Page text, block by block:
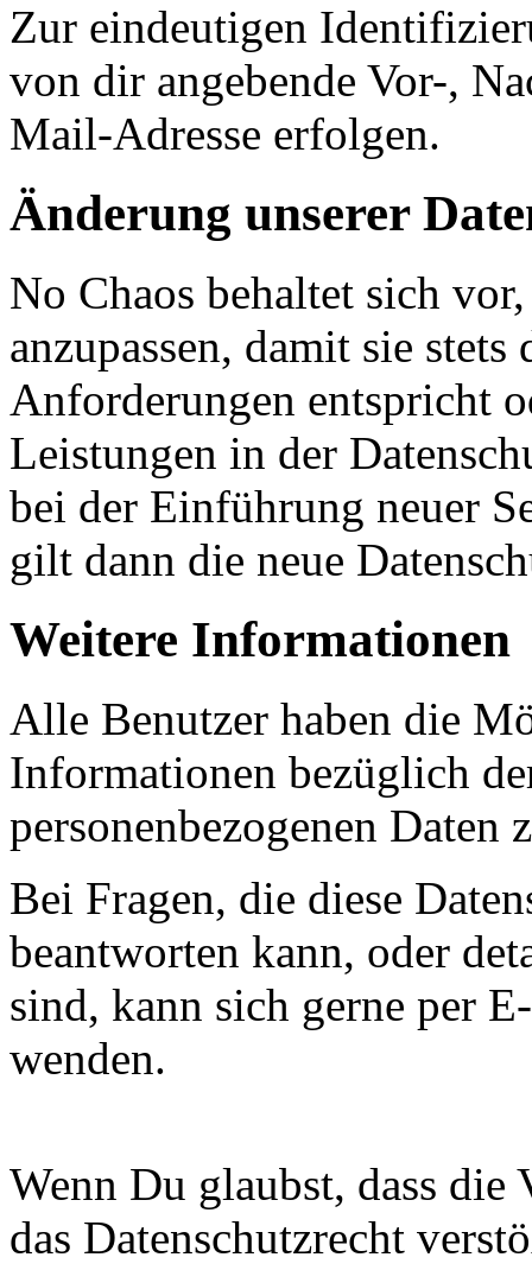
Zur eindeutigen
von dir angebende Vor-,
Mail-Adresse erfolgen.
Änderung unserer
No Chaos behaltet sich
anzupassen, damit sie
Anforderungen entspricht
Leistungen in der
bei der Einführung neuer
gilt dann die neue
Weitere Informationen
Alle Benutzer haben die
Informationen bezüglich
personenbezogenen Daten
Bei Fragen, die diese
beantworten kann, oder
sind, kann sich gerne per
wenden.
Wenn Du glaubst, dass die
das Datenschutzrecht